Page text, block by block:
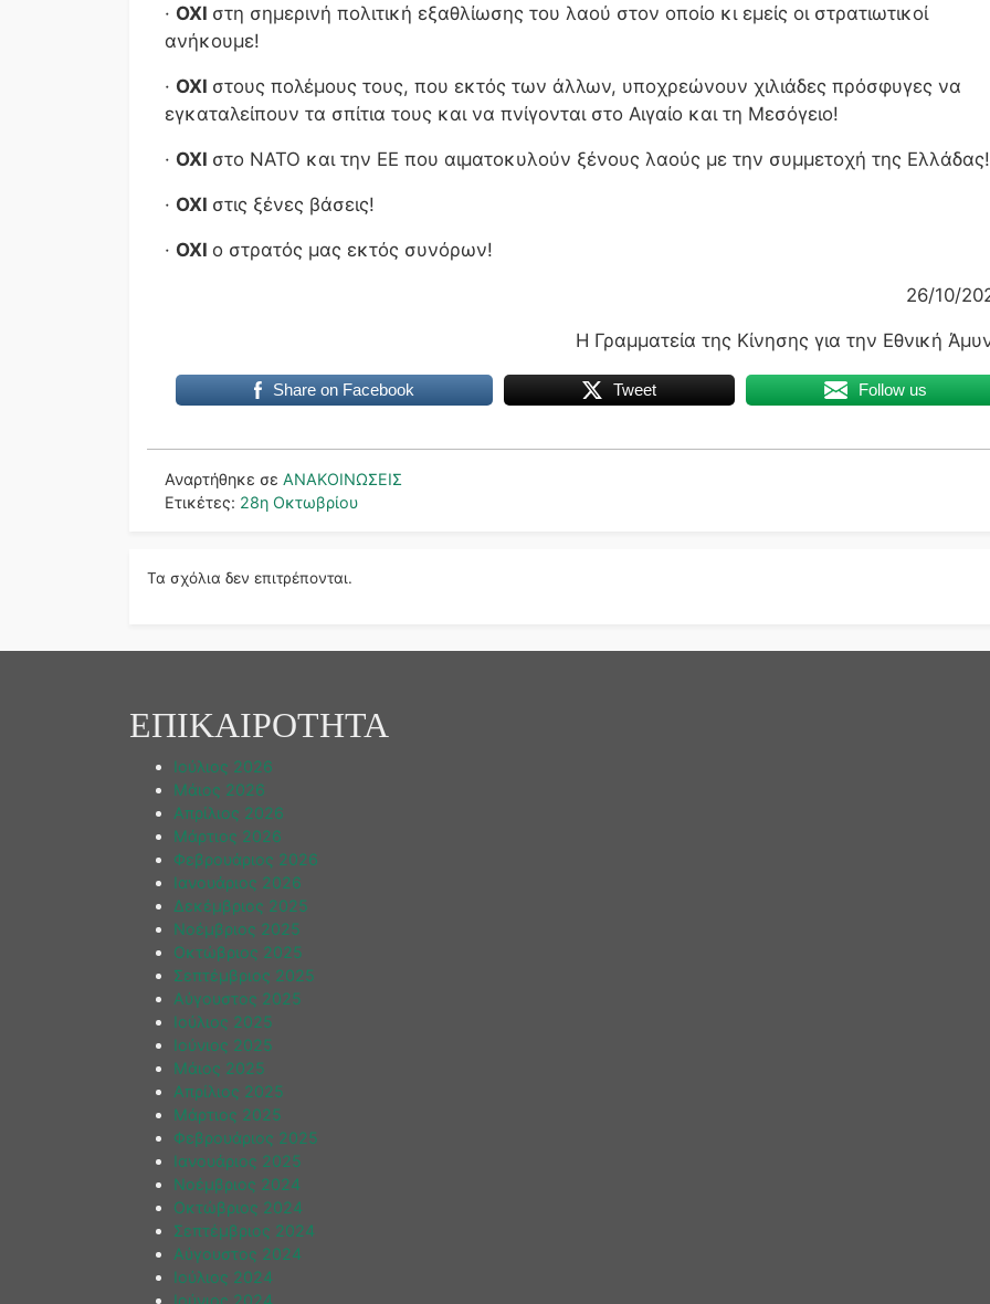
· ΟΧΙ στη σημερινή πολιτική εξαθλίωσης του λαού στον οποίο κι εμείς οι στρατιωτικοί
ανήκουμε!
· ΟΧΙ στους πολέμους τους, που εκτός των άλλων, υποχρεώνουν χιλιάδες πρόσφυγες να
εγκαταλείπουν τα σπίτια τους και να πνίγονται στο Αιγαίο και τη Μεσόγειο!
· ΟΧΙ στο ΝΑΤΟ και την ΕΕ που αιματοκυλούν ξένους λαούς με την συμμετοχή της Ελλάδας!
· ΟΧΙ στις ξένες βάσεις!
· ΟΧΙ ο στρατός μας εκτός συνόρων!
26/10/
Η Γραμματεία της Κίνησης για την Εθνική
Share on Facebook Tweet Follow us
Αναρτήθηκε σε ΑΝΑΚΟΙΝΩΣΕΙΣ
Ετικέτες: 28η Οκτωβρίου
Τα σχόλια δεν επιτρέπονται.
ΕΠΙΚΑΙΡΟΤΗΤΑ
Ιούλιος 2026
Μάιος 2026
Απρίλιος 2026
Μάρτιος 2026
Φεβρουάριος 2026
Ιανουάριος 2026
Δεκέμβριος 2025
Νοέμβριος 2025
Οκτώβριος 2025
Σεπτέμβριος 2025
Αύγουστος 2025
Ιούλιος 2025
Ιούνιος 2025
Μάιος 2025
Απρίλιος 2025
Μάρτιος 2025
Φεβρουάριος 2025
Ιανουάριος 2025
Νοέμβριος 2024
Οκτώβριος 2024
Σεπτέμβριος 2024
Αύγουστος 2024
Ιούλιος 2024
Ιούνιος 2024